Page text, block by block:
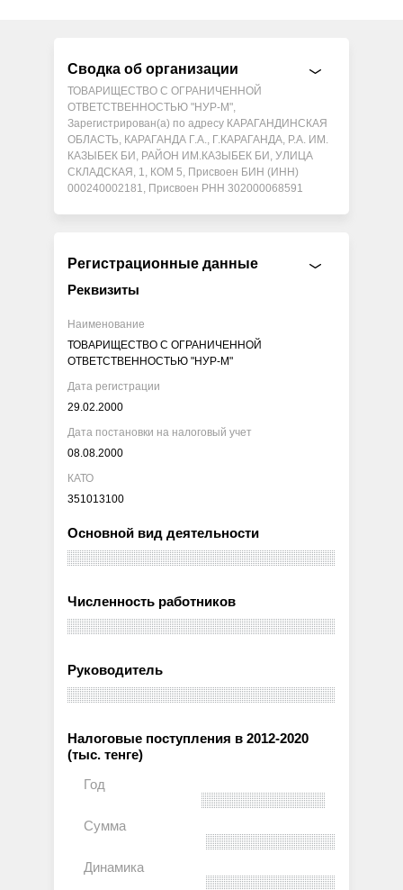
Сводка об организации
ТОВАРИЩЕСТВО С ОГРАНИЧЕННОЙ
ОТВЕТСТВЕННОСТЬЮ "НУР-М",
Зарегистрирован(а) по адресу КАРАГАНДИНСКАЯ
ОБЛАСТЬ, КАРАГАНДА Г.А., Г.КАРАГАНДА, Р.А. ИМ.
КАЗЫБЕК БИ, РАЙОН ИМ.КАЗЫБЕК БИ, УЛИЦА
СКЛАДСКАЯ, 1, КОМ 5, Присвоен БИН (ИНН)
000240002181, Присвоен РНН 302000068591
Регистрационные данные
Реквизиты
Наименование
ТОВАРИЩЕСТВО С ОГРАНИЧЕННОЙ
ОТВЕТСТВЕННОСТЬЮ "НУР-М"
Дата регистрации
29.02.2000
Дата постановки на налоговый учет
08.08.2000
КАТО
351013100
Основной вид деятельности
Численность работников
Руководитель
Налоговые поступления в 2012-2020
(тыс. тенге)